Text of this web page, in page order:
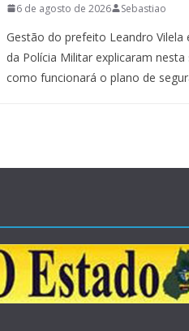
6 de agosto de 2026 Sebastiao
Gestão do prefeito Leandro Vilela
da Polícia Militar explicaram nesta
como funcionará o plano de